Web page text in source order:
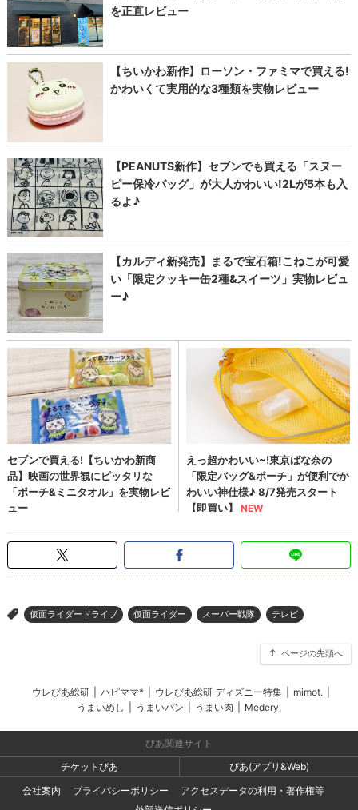
> 仮面ライダードライブ 仮面ライダー スーパー戦隊 テレビ
ページの先頭へ
ウレぴあ総研 ハピママ* ウレぴあ総研 ディズニー特集 mimot.
うまいめし
うまいパン うまい肉 Medery.
ぴあ関連サイト
チケットぴあ
ぴあ(アプリ&Web)
会社案内
プライバシーポリシー
アクセスデータの利用・著作権等